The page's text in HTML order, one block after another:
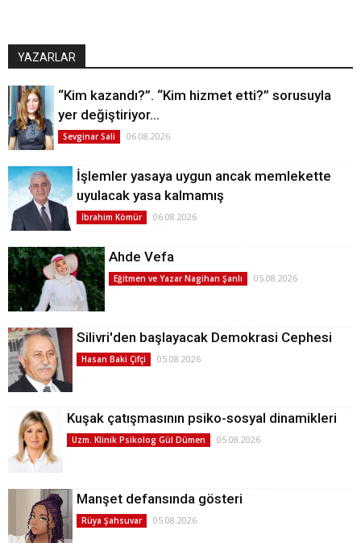
YAZARLAR
“Kim kazandı?”. “Kim hizmet etti?” sorusuyla
yer değiştiriyor…
Sevginar Sali 06.08.2026
İşlemler yasaya uygun ancak memlekette
uyulacak yasa kalmamış
İbrahim Kömür 06.08.2026
Ahde Vefa
Eğitmen ve Yazar Nagihan Şanlı 05.08.2026
Silivri'den başlayacak Demokrasi Cephesi
Hasan Baki Çifçi 05.08.2026
Kuşak çatışmasının psiko-sosyal dinamikleri
Uzm. Klinik Psikolog Gül Dümen 05.08.2026
Manşet defansında gösteri
Rüya Şahsuvar 05.08.2026